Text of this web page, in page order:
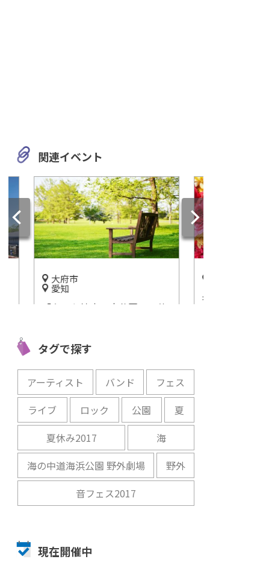
岐阜
江戸時代の建物が現存！「高
山陣屋」で飛騨と幕府の歴史
を学ぼう
愛知
愛知・常滑市【オレ
ーム】豊富なトッピ
チゴ狩りがさらに楽
関連イベント
大府市
愛知
「あいち健康の森公園」で体
開催中
ギネスにも
タグで探す
アーティスト バンド
フェス
ライブ
ロック 公園
夏
夏休み2017
海
海の中道海浜公園 野外劇場
野外
音フェス2017
現在開催中